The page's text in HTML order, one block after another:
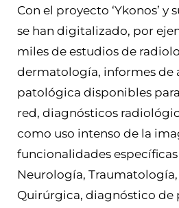
Con el proyecto ‘Ykonos’ y
se han digitalizado, por
miles de estudios de
dermatología, informes de
patológica disponibles
red, diagnósticos
como uso intenso de la
funcionalidades
Neurología,
Quirúrgica, diagnóstico de